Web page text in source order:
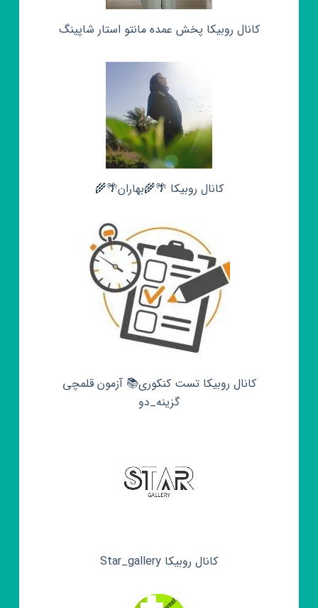
کانال روبیکا پخش عمده مانتو استار شاپینگ
کانال روبیکا 🌴🌾بهاران🌴🌾
کانال روبیکا تست کنکوری📚 آزمون قلمچی‌‌
گزینه_دو
کانال روبیکا Star_gallery